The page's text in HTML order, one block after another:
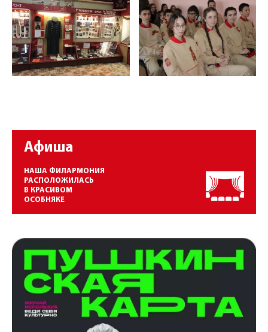
Афиша
НАША ФИЛАРМОНИЯ
РАСПОЛОЖИЛАСЬ
В КРАСИВОМ
ОСОБНЯКЕ